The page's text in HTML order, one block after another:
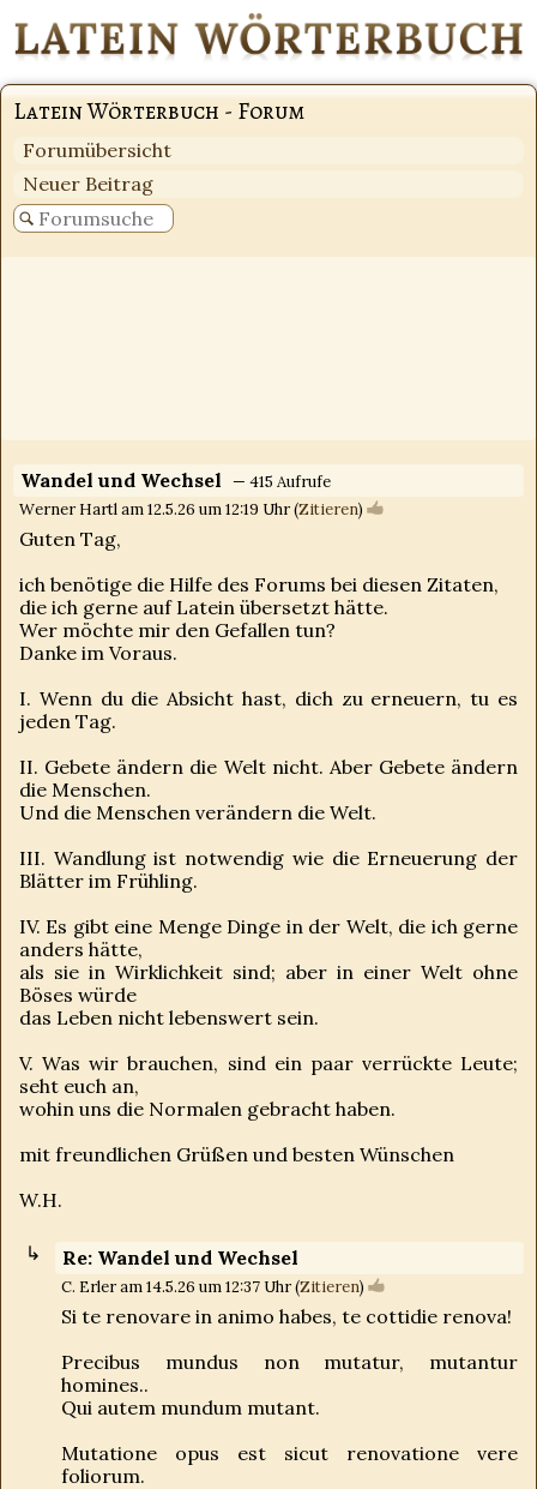
Latein Wörterbuch - Forum
Forumübersicht
Neuer Beitrag
Wandel und Wechsel — 415 Aufrufe
Werner Hartl am 12.5.26 um 12:19 Uhr (Zitieren)
Guten Tag,
ich benötige die Hilfe des Forums bei diesen Zitaten,
die ich gerne auf Latein übersetzt hätte.
Wer möchte mir den Gefallen tun?
Danke im Voraus.
I. Wenn du die Absicht hast, dich zu erneuern, tu es
jeden Tag.
II. Gebete ändern die Welt nicht. Aber Gebete ändern
die Menschen.
Und die Menschen verändern die Welt.
III. Wandlung ist notwendig wie die Erneuerung der
Blätter im Frühling.
IV. Es gibt eine Menge Dinge in der Welt, die ich gerne
anders hätte,
als sie in Wirklichkeit sind; aber in einer Welt ohne
Böses würde
das Leben nicht lebenswert sein.
V. Was wir brauchen, sind ein paar verrückte Leute;
seht euch an,
wohin uns die Normalen gebracht haben.
mit freundlichen Grüßen und besten Wünschen
W.H.
Re: Wandel und Wechsel
C. Erler am 14.5.26 um 12:37 Uhr (Zitieren)
Si te renovare in animo habes, te cottidie renova!
Precibus mundus non mutatur, mutantur
homines..
Qui autem mundum mutant.
Mutatione opus est sicut renovatione vere
foliorum.